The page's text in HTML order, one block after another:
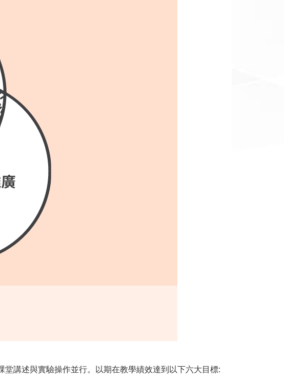
講述與實驗操作並行。以期在教學績效達到以下六大目標: